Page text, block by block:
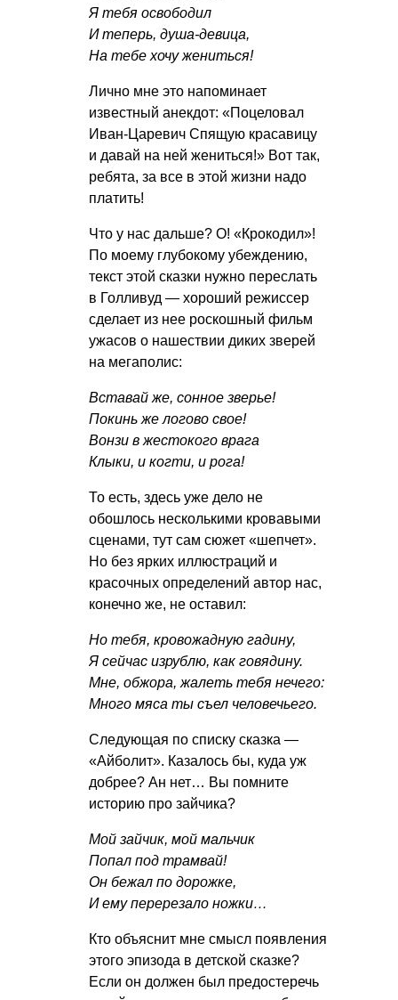
Я тебя освободил
И теперь, душа-девица,
На тебе хочу жениться!
Лично мне это напоминает
известный анекдот: «Поцеловал
Иван-Царевич Спящую красавицу
и давай на ней жениться!» Вот так,
ребята, за все в этой жизни надо
платить!
Что у нас дальше? О! «Крокодил»!
По моему глубокому убеждению,
текст этой сказки нужно переслать
в Голливуд — хороший режиссер
сделает из нее роскошный фильм
ужасов о нашествии диких зверей
на мегаполис:
Вставай же, сонное зверье!
Покинь же логово свое!
Вонзи в жестокого врага
Клыки, и когти, и рога!
То есть, здесь уже дело не
обошлось несколькими кровавыми
сценами, тут сам сюжет «шепчет».
Но без ярких иллюстраций и
красочных определений автор нас,
конечно же, не оставил:
Но тебя, кровожадную гадину,
Я сейчас изрублю, как говядину.
Мне, обжора, жалеть тебя нечего:
Много мяса ты съел человечьего.
Следующая по списку сказка —
«Айболит». Казалось бы, куда уж
добрее? Ан нет… Вы помните
историю про зайчика?
Мой зайчик, мой мальчик
Попал под трамвай!
Он бежал по дорожке,
И ему перерезало ножки…
Кто объяснит мне смысл появления
этого эпизода в детской сказке?
Если он должен был предостеречь